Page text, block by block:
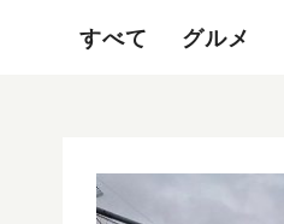
すべて グルメ